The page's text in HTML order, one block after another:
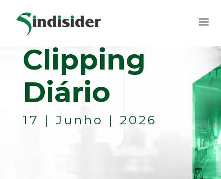
Clipping
Diário
17 | Junho | 2026